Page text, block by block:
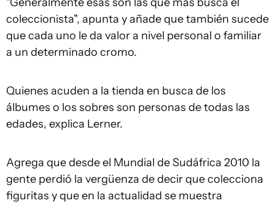
coleccionista", apunta y añade que también sucede
que cada uno le da valor a nivel personal o familiar
a un determinado cromo.
Quienes acuden a la tienda en busca de los
álbumes o los sobres son personas de todas las
edades, explica Lerner.
Agrega que desde el Mundial de Sudáfrica 2010 la
gente perdió la vergüenza de decir que colecciona
figuritas y que en la actualidad se muestra